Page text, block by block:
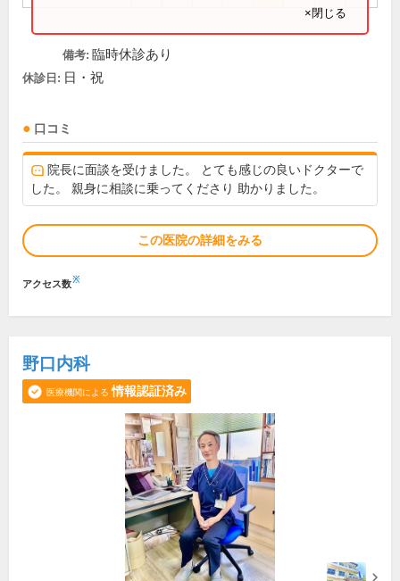
×閉じる
備考: 臨時休診あり
休診日: 日・祝
口コミ
院長に面談を受けました。 とても感じの良いドクターで
した。 親身に相談に乗ってくださり 助かりました。
この医院の詳細をみる
アクセス数※
野口内科
医療機関による 情報認証済み